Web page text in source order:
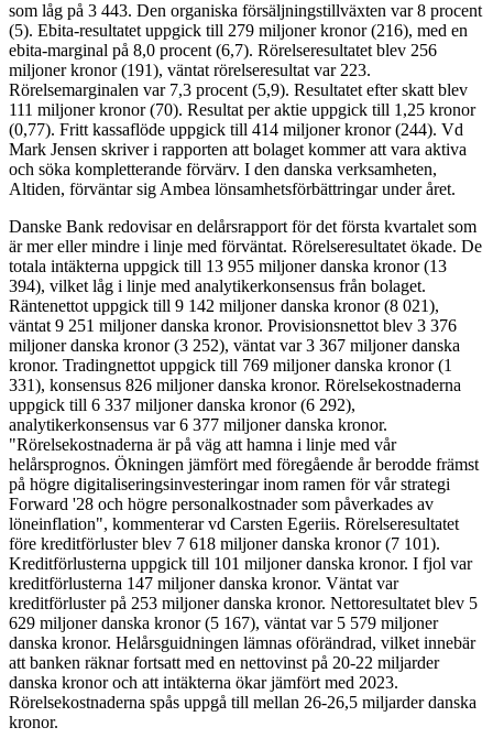
som låg på 3 443. Den organiska försäljningstillväxten var 8 procent
(5). Ebita-resultatet uppgick till 279 miljoner kronor (216), med en
ebita-marginal på 8,0 procent (6,7). Rörelseresultatet blev 256
miljoner kronor (191), väntat rörelseresultat var 223.
Rörelsemarginalen var 7,3 procent (5,9). Resultatet efter skatt blev
111 miljoner kronor (70). Resultat per aktie uppgick till 1,25 kronor
(0,77). Fritt kassaflöde uppgick till 414 miljoner kronor (244). Vd
Mark Jensen skriver i rapporten att bolaget kommer att vara aktiva
och söka kompletterande förvärv. I den danska verksamheten,
Altiden, förväntar sig Ambea lönsamhetsförbättringar under året.
Danske Bank redovisar en delårsrapport för det första kvartalet som
är mer eller mindre i linje med förväntat. Rörelseresultatet ökade. De
totala intäkterna uppgick till 13 955 miljoner danska kronor (13
394), vilket låg i linje med analytikerkonsensus från bolaget.
Räntenettot uppgick till 9 142 miljoner danska kronor (8 021),
väntat 9 251 miljoner danska kronor. Provisionsnettot blev 3 376
miljoner danska kronor (3 252), väntat var 3 367 miljoner danska
kronor. Tradingnettot uppgick till 769 miljoner danska kronor (1
331), konsensus 826 miljoner danska kronor. Rörelsekostnaderna
uppgick till 6 337 miljoner danska kronor (6 292),
analytikerkonsensus var 6 377 miljoner danska kronor.
"Rörelsekostnaderna är på väg att hamna i linje med vår
helårsprognos. Ökningen jämfört med föregående år berodde främst
på högre digitaliseringsinvesteringar inom ramen för vår strategi
Forward '28 och högre personalkostnader som påverkades av
löneinflation", kommenterar vd Carsten Egeriis. Rörelseresultatet
före kreditförluster blev 7 618 miljoner danska kronor (7 101).
Kreditförlusterna uppgick till 101 miljoner danska kronor. I fjol var
kreditförlusterna 147 miljoner danska kronor. Väntat var
kreditförluster på 253 miljoner danska kronor. Nettoresultatet blev 5
629 miljoner danska kronor (5 167), väntat var 5 579 miljoner
danska kronor. Helårsguidningen lämnas oförändrad, vilket innebär
att banken räknar fortsatt med en nettovinst på 20-22 miljarder
danska kronor och att intäkterna ökar jämfört med 2023.
Rörelsekostnaderna spås uppgå till mellan 26-26,5 miljarder danska
kronor.